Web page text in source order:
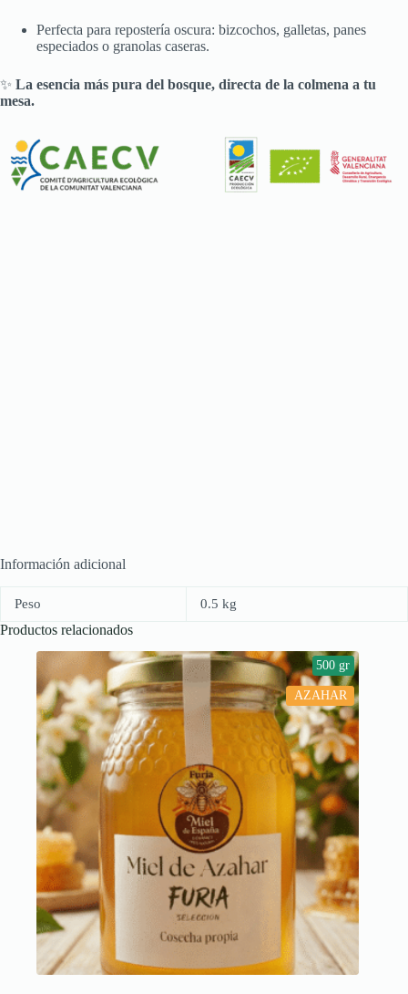
Perfecta para repostería oscura: bizcochos, galletas, panes
especiados o granolas caseras.
✨ La esencia más pura del bosque, directa de la colmena a tu
mesa.
Información adicional
Peso 0.5 kg
Productos relacionados
500 gr
AZAHAR